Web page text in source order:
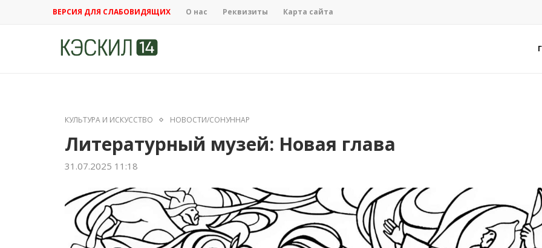
ВЕРСИЯ ДЛЯ СЛАБОВИДЯЩИХ О нас Реквизиты Карта сайта
КУЛЬТУРА И ИСКУССТВО НОВОСТИ/СОНУННАР
Литературный музей: Новая глава
31.07.2025 11:18